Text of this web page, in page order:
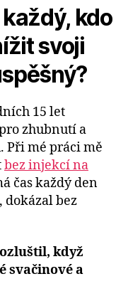
kdo
svoji
?
15 let
zhubnutí a
Při mé práci mě
bez injekcí na
čas každý den
dokázal bez
když
svačinové a